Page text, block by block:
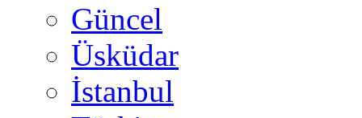
Güncel
Üsküdar
İstanbul